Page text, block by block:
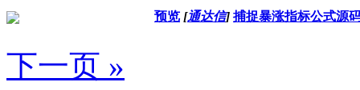
预览 [通达信] 捕捉暴涨指标公式源
下一页 »